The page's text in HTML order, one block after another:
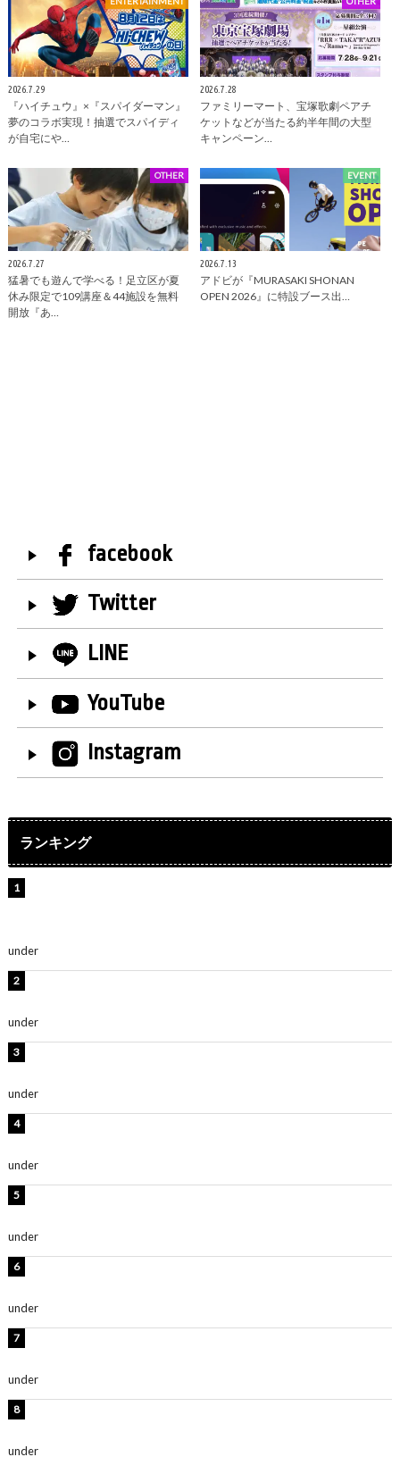
2026.7.29
『ハイチュウ』×『スパイダーマン』
夢のコラボ実現！抽選でスパイディ
が自宅にや…
2026.7.28
ファミリーマート、宝塚歌劇ペアチ
ケットなどが当たる約半年間の大型
キャンペーン…
OTHER
2026.7.27
猛暑でも遊んで学べる！足立区が夏
休み限定で109講座＆44施設を無料
開放『あ…
EVENT
2026.7.13
アドビが『MURASAKI SHONAN
OPEN 2026』に特設ブース出…
facebook
Twitter
LINE
YouTube
Instagram
ランキング
under
under
under
under
under
under
under
under